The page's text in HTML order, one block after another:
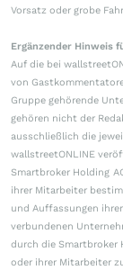
Vorsatz oder grobe
Ergänzender Hinweis
Auf die bei
von
Gruppe gehörende
gehören nicht der
ausschließlich die
wallstreetONLINE
Smartbroker Holding
ihrer Mitarbeiter
und Auffassungen
verbundenen
durch die Smartbroker
oder ihrer Mitarbeiter